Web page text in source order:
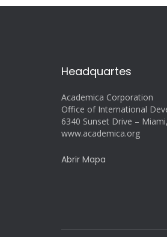
Headquartes
Academica Corporation
Office of International
6340 Sunset Drive –
www.academica.org
Abrir Mapa